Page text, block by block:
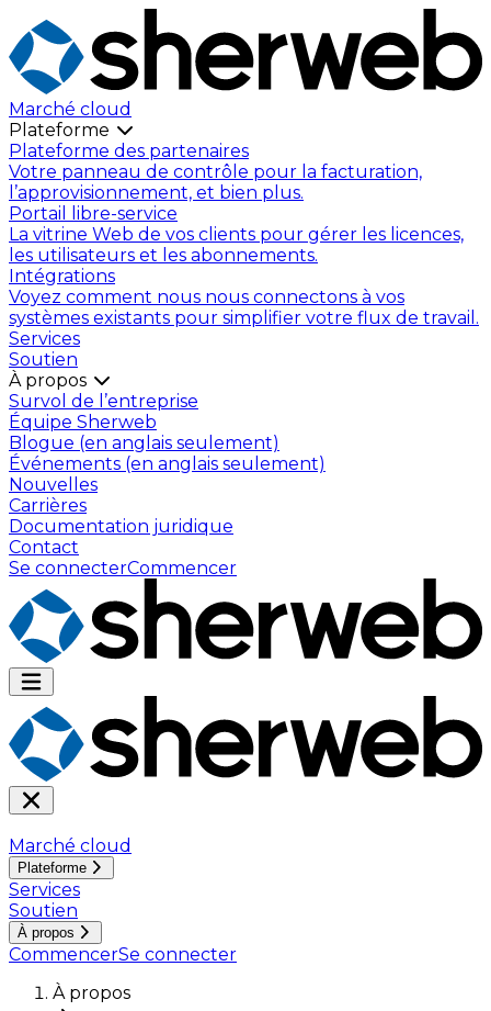
Marché cloud
Plateforme
Plateforme des partenaires
Votre panneau de contrôle pour la facturation,
l’approvisionnement, et bien plus.
Portail libre-service
La vitrine Web de vos clients pour gérer les licences,
les utilisateurs et les abonnements.
Intégrations
Voyez comment nous nous connectons à vos
systèmes existants pour simplifier votre flux de travail.
Services
Soutien
À propos
Survol de l’entreprise
Équipe Sherweb
Blogue (en anglais seulement)
Événements (en anglais seulement)
Nouvelles
Carrières
Documentation juridique
Contact
Se connecterCommencer
Marché cloud
Plateforme
Services
Soutien
À propos
CommencerSe connecter
À propos